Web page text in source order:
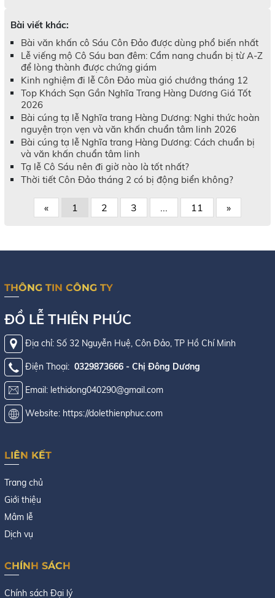
Bài viết khác:
Bài văn khấn cô Sáu Côn Đảo được dùng phổ biến nhất
Lễ viếng mộ Cô Sáu ban đêm: Cẩm nang chuẩn bị từ A-Z
để lòng thành được chứng giám
Kinh nghiệm đi lễ Côn Đảo mùa gió chướng tháng 12
Top Khách Sạn Gần Nghĩa Trang Hàng Dương Giá Tốt
2026
Bài cúng tạ lễ Nghĩa trang Hàng Dương: Nghi thức hoàn
nguyện trọn vẹn và văn khấn chuẩn tâm linh 2026
Bài cúng tạ lễ Nghĩa trang Hàng Dương: Cách chuẩn bị
và văn khấn chuẩn tâm linh
Tạ lễ Cô Sáu nên đi giờ nào là tốt nhất?
Thời tiết Côn Đảo tháng 2 có bị động biển không?
« 1 2 3 11 »
THÔNG TIN CÔNG TY
ĐỒ LỄ THIÊN PHÚC
Địa chỉ: Số 32 Nguyễn Huệ, Côn Đảo, TP Hồ Chí Minh
Điện Thoại: 0329873666 - Chị Đông Dương
Email: lethidong040290@gmail.com
Website: https://dolethienphuc.com
LIÊN KẾT
Trang chủ
Giới thiệu
Mâm lễ
Dịch vụ
CHÍNH SÁCH
Chính sách Đại lý